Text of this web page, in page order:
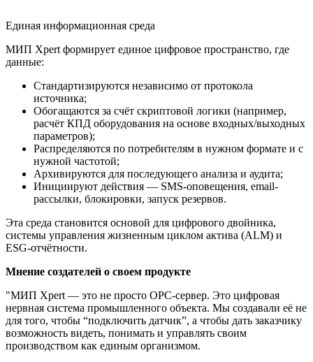
Единая информационная среда
МИП Xpert формирует единое цифровое пространство, где
данные:
Стандартизируются независимо от протокола
источника;
Обогащаются за счёт скриптовой логики (например,
расчёт КПД оборудования на основе входных/выходных
параметров);
Распределяются по потребителям в нужном формате и с
нужной частотой;
Архивируются для последующего анализа и аудита;
Инициируют действия — SMS-оповещения, email-
рассылки, блокировки, запуск резервов.
Эта среда становится основой для цифрового двойника,
системы управления жизненным циклом актива (ALM) и
ESG-отчётности.
Мнение создателей о своем продукте
"МИП Xpert — это не просто OPC-сервер. Это цифровая
нервная система промышленного объекта. Мы создавали её не
для того, чтобы “подключить датчик”, а чтобы дать заказчику
возможность видеть, понимать и управлять своим
производством как единым организмом.